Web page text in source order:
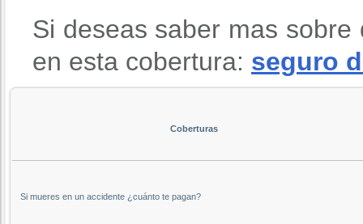
Si deseas saber mas
en esta cobertura: seguro
Coberturas
Si mueres en un accidente ¿cuánto te pagan?